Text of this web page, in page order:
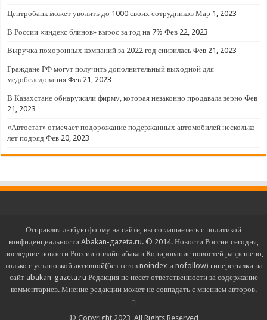
Центробанк может уволить до 1000 своих сотрудников Мар 1, 2023
В России «индекс блинов» вырос за год на 7% Фев 22, 2023
Выручка похоронных компаний за 2022 год снизилась Фев 21, 2023
Граждане РФ могут получить дополнительный выходной для
медобследования Фев 21, 2023
В Казахстане обнаружили фирму, которая незаконно продавала зерно Фев
21, 2023
«Автостат» отмечает подорожание подержанных автомобилей несколько
лет подряд Фев 20, 2023
Отправляя любую форму на сайте, вы соглашаетесь с политикой
конфиденциальности Abakan-gazeta.ru. © 2014. Новости России сегодня,
последние новости России онлайн абакан Копирование новостей разрешено,
только с установкой активной(без тегов noindex и nofollow) гиперссылки на
сайт abakan-gazeta.ru Редакция не несет ответственности за содержание
комментариев. Мнение редакции может не совпадать с мнением авторов.
© Copyright 2023, All Rights Reserved